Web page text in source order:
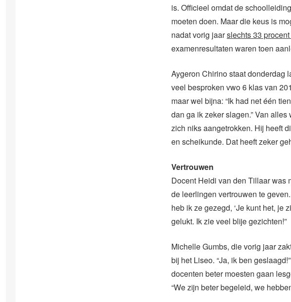
is. Officieel omdat de
moeten doen. Maar die keus is
nadat vorig jaarslechts 33
examenresultaten waren toen
Aygeron Chirino staat donderdag
veel besproken vwo 6 klas van
maar wel bijna: “Ik had net één
dan ga ik zeker slagen.” Van
zich niks aangetrokken. Hij heeft
en scheikunde. Dat heeft zeker
Vertrouwen
Docent Heidi van den Tillaar was
de leerlingen vertrouwen te
heb ik ze gezegd, ‘Je kunt het, je
gelukt. Ik zie veel blije gezichten!”
Michelle Gumbs, die vorig jaar
bij het Liseo. “Ja, ik ben
docenten beter moesten gaan
“We zijn beter begeleid, we